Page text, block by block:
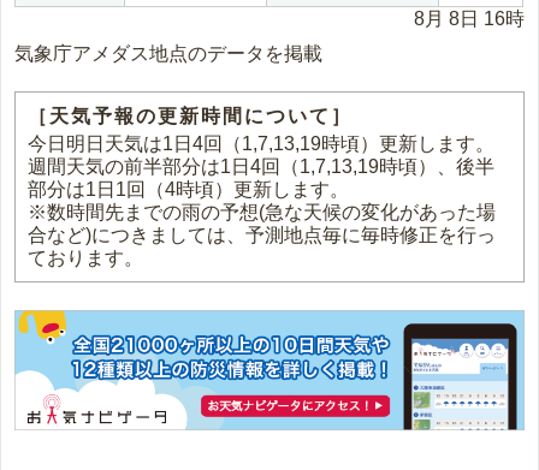
8月 8日 16時
気象庁アメダス地点のデータを掲載
［天気予報の更新時間について］
今日明日天気は1日4回（1,7,13,19時頃）更新します。
週間天気の前半部分は1日4回（1,7,13,19時頃）、後半
部分は1日1回（4時頃）更新します。
※数時間先までの雨の予想(急な天候の変化があった場
合など)につきましては、予測地点毎に毎時修正を行っ
ております。